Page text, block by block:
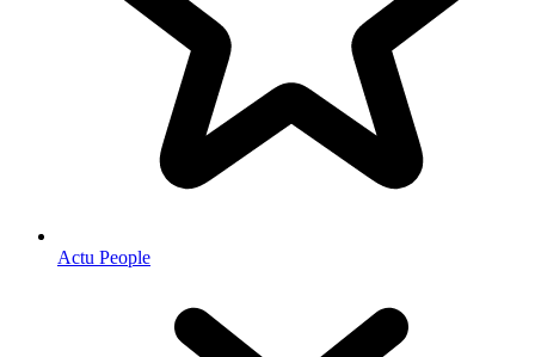
Actu People